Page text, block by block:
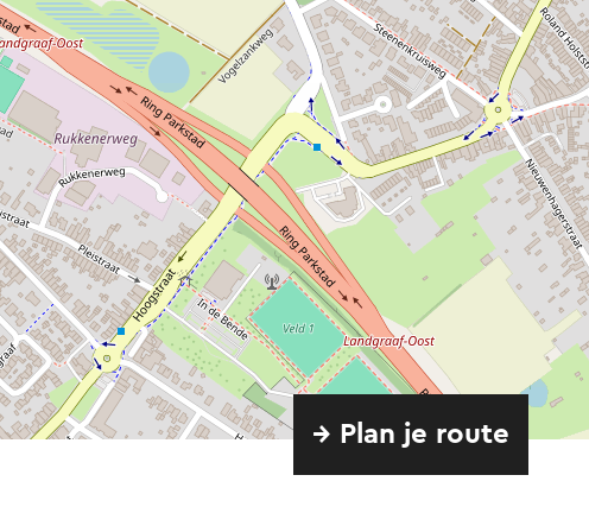
Op dat moment een
ideale
een prettig thuis.
Direct aan het groene
gebleven. Hier heeft
barst inmiddels haast
Er worden
Vereeniging laat
Beersma heeft dan al
Ubach over Worms
Zijn ontwerp voor de
→ Plan je route